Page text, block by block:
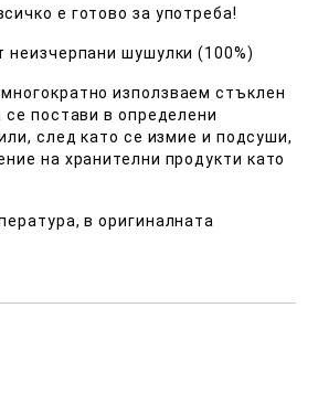
е готово за употреба!
неизчерпани шушулки (100%)
използваем стъклен
постави в определени
след като се измие и подсуши,
на хранителни продукти като
в оригиналната